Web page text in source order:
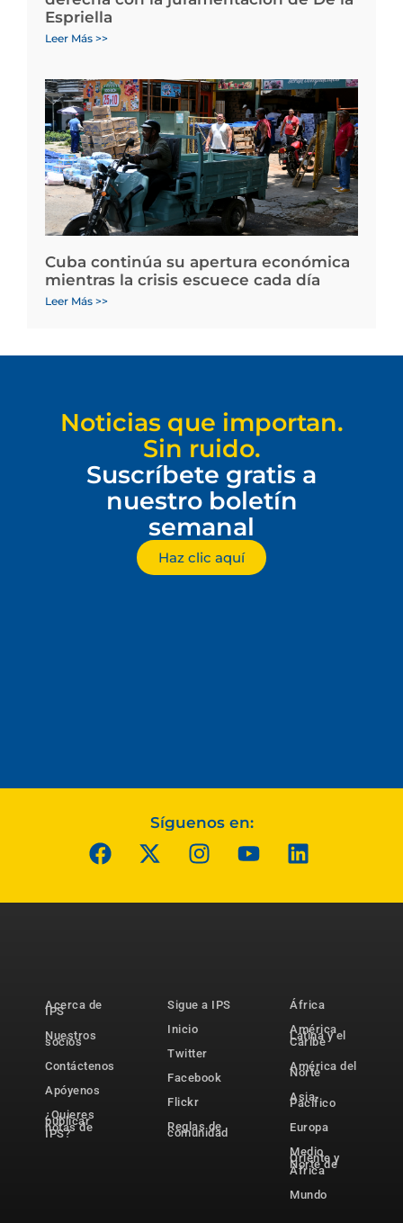
Espriella
Leer Más >>
Cuba continúa su apertura económica
mientras la crisis escuece cada día
Leer Más >>
Noticias que importan.
Sin ruido.
Suscríbete gratis a
nuestro boletín
semanal
Haz clic aquí
Síguenos en:
Acerca de
IPS
Nuestros
socios
Contáctenos
Apóyenos
¿Quieres
publicar
notas de
IPS?
Sigue a IPS
Inicio
Twitter
Facebook
Flickr
Reglas de
comunidad
África
América
Latina y el
Caribe
América del
Norte
Asia-
Pacífico
Europa
Medio
Oriente y
Norte de
África
Mundo